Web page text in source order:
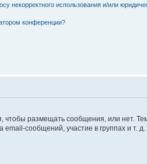
некорректного использования и/или
конференции?
чтобы размещать сообщения, или нет.
сообщений, участие в группах и т. д.